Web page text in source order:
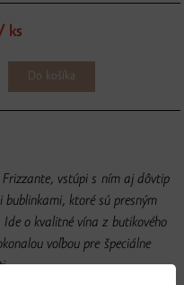
ks
vstúpi s ním aj dôvtip
ktoré sú presným
o kvalitné vína z butikového
voľbou pre špeciálne